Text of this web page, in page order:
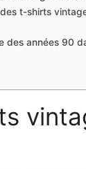
t-shirts
années 90